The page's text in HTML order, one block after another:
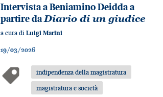
Intervista a Beniamino Deidda a
partire daDiario di un giudice
a cura di Luigi Marini
19/03/2026
indipendenza della magistratura
magistratura e società